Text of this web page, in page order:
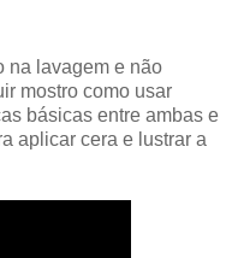
na lavagem e não
mostro como usar
básicas entre ambas e
aplicar cera e lustrar a